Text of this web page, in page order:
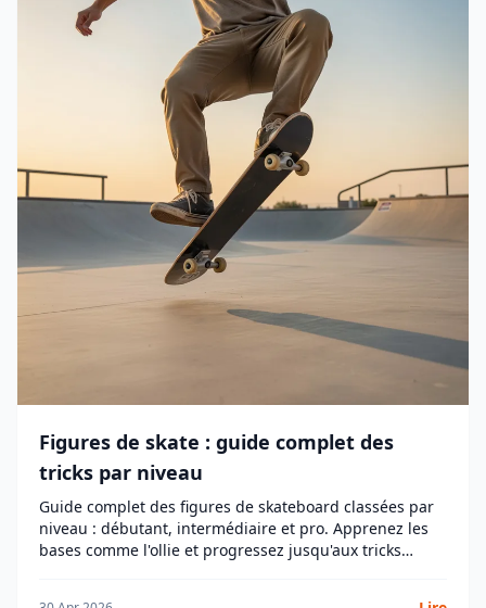
Figures de skate : guide complet des
tricks par niveau
Guide complet des figures de skateboard classées par
niveau : débutant, intermédiaire et pro. Apprenez les
bases comme l'ollie et progressez jusqu'aux tricks